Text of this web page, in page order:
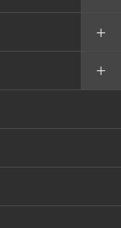
＋
＋